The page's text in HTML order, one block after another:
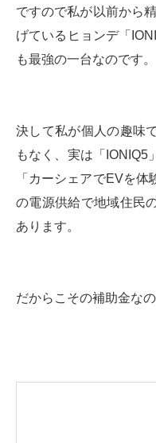
ですので私が以前から
げているヒョンデ「
も最強の一台なのです。
決して私が個人の趣味
もなく、実は「IONIQ5
「カーシェアでEVを
の電源供給で地域住民
あります。
だからこその補助金な